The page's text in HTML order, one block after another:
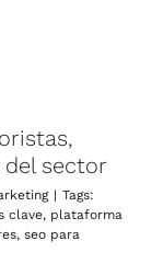
del sector
| Tags:
clave, plataforma
, seo para